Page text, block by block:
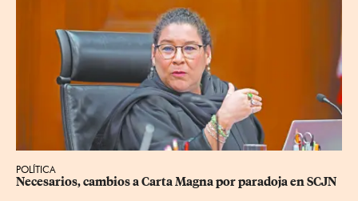
POLÍTICA
Necesarios, cambios a Carta Magna por paradoja en SCJN